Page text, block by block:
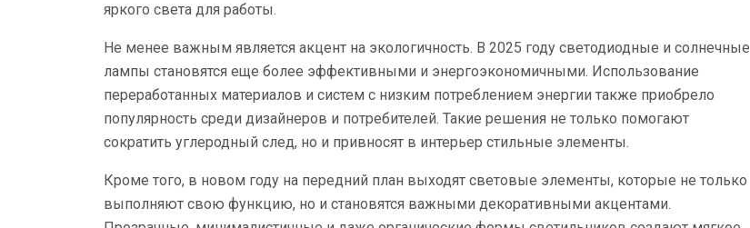
яркого света для работы.
Не менее важным является акцент на экологичность. В 2025 году светодиодные и солнечные
лампы становятся еще более эффективными и энергоэкономичными. Использование
переработанных материалов и систем с низким потреблением энергии также приобрело
популярность среди дизайнеров и потребителей. Такие решения не только помогают
сократить углеродный след, но и привносят в интерьер стильные элементы.
Кроме того, в новом году на передний план выходят световые элементы, которые не только
выполняют свою функцию, но и становятся важными декоративными акцентами.